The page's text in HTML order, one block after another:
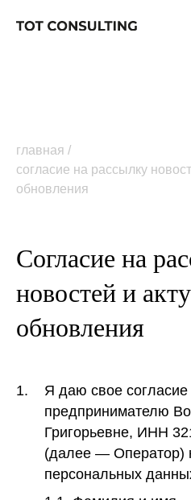
главная
согласие на рассылку
обновления
Согласие на
новостей и
обновления
1.
Я даю свое
предпринимателю
Григорьевне, ИНН
(далее — Оператор)
персональных